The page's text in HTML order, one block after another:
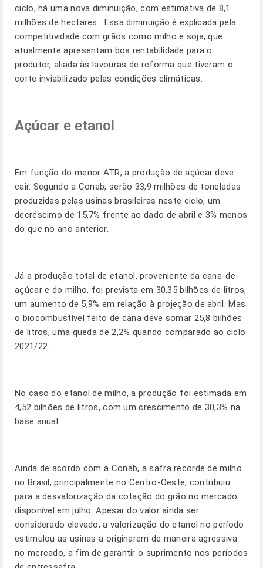
ciclo, há uma nova diminuição, com estimativa de 8,1
milhões de hectares. Essa diminuição é explicada pela
competitividade com grãos como milho e soja, que
atualmente apresentam boa rentabilidade para o
produtor, aliada às lavouras de reforma que tiveram o
corte inviabilizado pelas condições climáticas.
Açúcar e etanol
Em função do menor ATR, a produção de açúcar deve
cair. Segundo a Conab, serão 33,9 milhões de toneladas
produzidas pelas usinas brasileiras neste ciclo, um
decréscimo de 15,7% frente ao dado de abril e 3% menos
do que no ano anterior.
Já a produção total de etanol, proveniente da cana-de-
açúcar e do milho, foi prevista em 30,35 bilhões de litros,
um aumento de 5,9% em relação à projeção de abril. Mas
o biocombustível feito de cana deve somar 25,8 bilhões
de litros, uma queda de 2,2% quando comparado ao ciclo
2021/22.
No caso do etanol de milho, a produção foi estimada em
4,52 bilhões de litros, com um crescimento de 30,3% na
base anual.
Ainda de acordo com a Conab, a safra recorde de milho
no Brasil, principalmente no Centro-Oeste, contribuiu
para a desvalorização da cotação do grão no mercado
disponível em julho. Apesar do valor ainda ser
considerado elevado, a valorização do etanol no período
estimulou as usinas a originarem de maneira agressiva
no mercado, a fim de garantir o suprimento nos períodos